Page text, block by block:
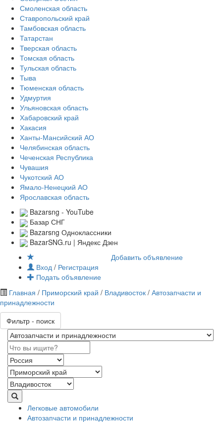
Смоленская область
Ставропольский край
Тамбовская область
Татарстан
Тверская область
Томская область
Тульская область
Тыва
Тюменская область
Удмуртия
Ульяновская область
Хабаровский край
Хакасия
Ханты-Мансийский АО
Челябинская область
Чеченская Республика
Чувашия
Чукотский АО
Ямало-Ненецкий АО
Ярославская область
Bazarsng - YouTube
Базар СНГ
Bazarsng Одноклассники
BazarSNG.ru | Яндекс Дзен
Вход / Регистрация
Подать объявление
Добавить объявление
Главная / Приморский край / Владивосток / Автозапчасти и
принадлежности
Фильтр - поиск
Легковые автомобили
Автозапчасти и принадлежности